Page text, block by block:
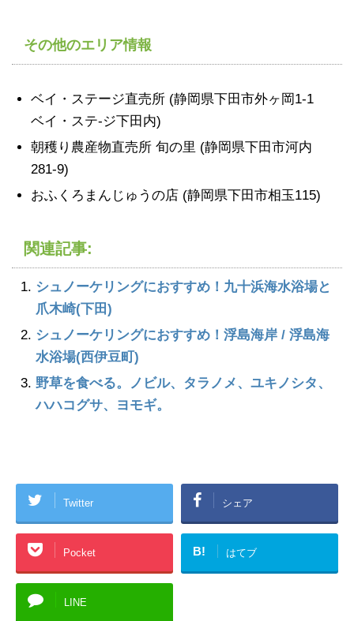
その他のエリア情報
ベイ・ステージ直売所 (静岡県下田市外ヶ岡1-1
ベイ・ステ-ジ下田内)
朝穫り農産物直売所 旬の里 (静岡県下田市河内
281-9)
おふくろまんじゅうの店 (静岡県下田市相玉115)
関連記事:
シュノーケリングにおすすめ！九十浜海水浴場と
爪木崎(下田)
シュノーケリングにおすすめ！浮島海岸 / 浮島海
水浴場(西伊豆町)
野草を食べる。ノビル、タラノメ、ユキノシタ、
ハハコグサ、ヨモギ。
Twitter シェア
Pocket B! はてブ
LINE